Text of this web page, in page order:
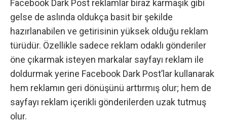
Facebook Dark Post reklamlar biraz karmaşık gibi
gelse de aslında oldukça basit bir şekilde
hazırlanabilen ve getirisinin yüksek olduğu reklam
türüdür. Özellikle sadece reklam odaklı gönderiler
öne çıkarmak isteyen markalar sayfayı reklam ile
doldurmak yerine Facebook Dark Post’lar kullanarak
hem reklamın geri dönüşünü arttırmış olur; hem de
sayfayı reklam içerikli gönderilerden uzak tutmuş
olur.